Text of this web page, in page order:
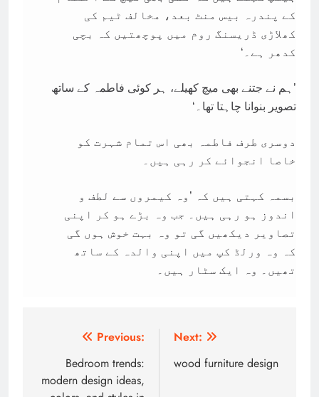
کے پندرہ بیس منٹ بعد، مخالف ٹیم کی
کھلاڑی ڈریسنگ روم میں پوچھتیں کہ بچی
کدھر ہے۔‘
’ہم نے جتنے بھی میچ کھیلے، ہر کوئی فاطمہ کے ساتھ
تصویر بنوانا چاہتا تھا۔‘
دوسری طرف فاطمہ بھی اس تمام شہرت کو
خاصا انجوائے کر رہی ہیں۔
بسمہ کہتی ہیں کہ ’وہ کیمروں سے لطف و
اندوز ہو رہی ہیں۔ جب وہ بڑے ہو کر اپنی
تصاویر دیکھیں گی تو وہ بہت خوش ہوں گی
کہ وہ ورلڈ کپ میں اپنی والدہ کے ساتھ
تھیں۔ وہ ایک سٹار ہیں۔
navigation
Previous:
Bedroom trends:
modern design ideas,
Next:
wood furniture design